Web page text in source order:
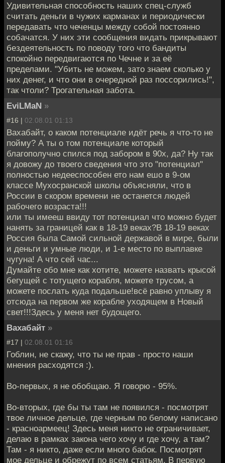
Удивительная способность наших спец-служб
считать деньги в чужих карманах и периодически
передавать что чеченцы между собой постоянно
собачатся. У них эти сообщения видать прикрывают
бездеятельность по поводу того что бандиты
спокойно передвигаются по Чечне и за её
пределами. "Убить не можем, зато знаем сколько у
них денег, и что они в очередной раз поссорились!",
так чтоли? Трогательная забота.
EviLMaN »
#16 | 02.08.01 01:13
Вахабайт, о каком потенциале идёт речь я что-то не
пойму? А ты о том потенциале который
благополучно спился под забором в 90х, да? Ну так
я довожу до твоего сведения что это "потенциал"
полностью недееспособен ето нам ешо в 9-ом
классе Мухосранской школы объясняли, что в
России в скором времени не останется людей
рабочего возраста!!!
или ты имееш ввиду тот потенциал что можно будет
нанять за границей как в 18-19 веках?В 18-19 веках
Россия была Самой сильной державой в мире, были
и деньги и умные люди, и 1-е место по выплавке
чугуна! А что сей час...
Думайте обо мне как хотите, можете назвать крысой
бегущей с тотущего корабля, можете трусом, а
можете послать куда подальше!всё равно уплыву я
отсюда на первом же корабле уходящем в Новый
свет!!!Здесь у меня нет будощего.
Вахабайт »
#17 | 02.08.01 01:16
Гоблин, не скажу, что ты не прав - просто наши
мнения расходятся :).
Во-первых, я не обобщаю. Я говорю - 95%.
Во-вторых, где бы ты там не появился - посмотрят
твое личное дельце, где черным по белому написано
- красноармеец! Здесь меня никто не ограничивает,
делаю в рамках закона чего хочу и где хочу, а там?
Там - я никто, даже если много бабок. Посмотрят
мое дельце и обрежут по всем статьям. В первую